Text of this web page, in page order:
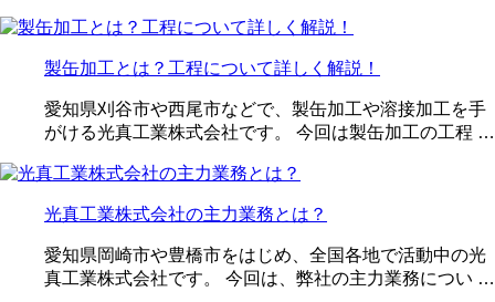
製缶加工とは？工程について詳しく解説！
愛知県刈谷市や西尾市などで、製缶加工や溶接加工を手
がける光真工業株式会社です。 今回は製缶加工の工程 …
光真工業株式会社の主力業務とは？
愛知県岡崎市や豊橋市をはじめ、全国各地で活動中の光
真工業株式会社です。 今回は、弊社の主力業務につい …